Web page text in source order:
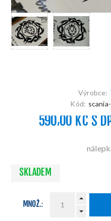
Výrobce:
Kód:
590,00 KČ S
SKLADEM
MNOŽ.: